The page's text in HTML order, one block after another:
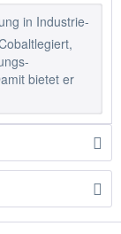
in Industrie-
bietet er